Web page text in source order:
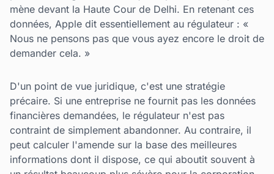
mène devant la Haute Cour de Delhi. En retenant ces
données, Apple dit essentiellement au régulateur : «
Nous ne pensons pas que vous ayez encore le droit de
demander cela. »
D'un point de vue juridique, c'est une stratégie
précaire. Si une entreprise ne fournit pas les données
financières demandées, le régulateur n'est pas
contraint de simplement abandonner. Au contraire, il
peut calculer l'amende sur la base des meilleures
informations dont il dispose, ce qui aboutit souvent à